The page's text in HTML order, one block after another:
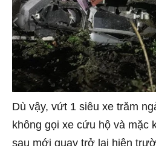
Dù vậy, vứt 1 siêu xe trăm
không gọi xe cứu hộ và mặc
sau mới quay trở lại hiện